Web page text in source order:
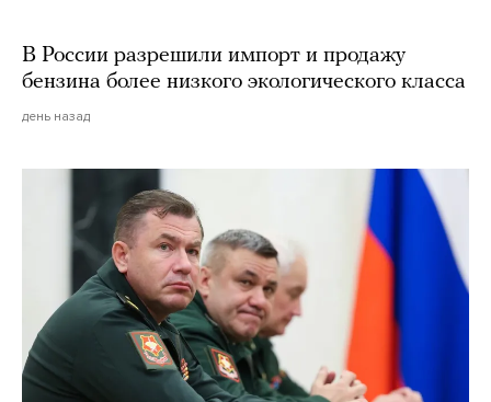
В России разрешили импорт и продажу
бензина более низкого экологического класса
день назад